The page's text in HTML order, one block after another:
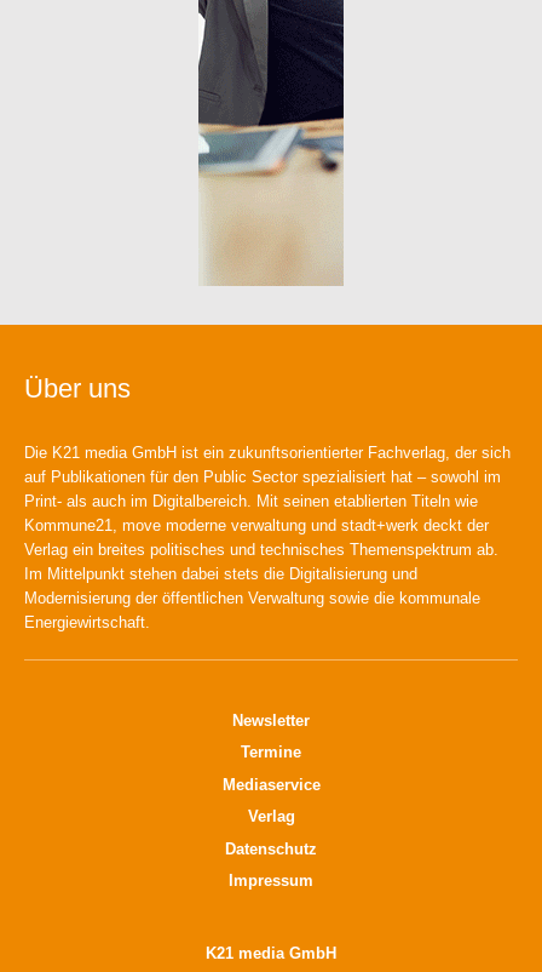
Über uns
Die K21 media GmbH ist ein zukunftsorientierter Fachverlag, der sich
auf Publikationen für den Public Sector spezialisiert hat – sowohl im
Print- als auch im Digitalbereich. Mit seinen etablierten Titeln wie
Kommune21, move moderne verwaltung und stadt+werk deckt der
Verlag ein breites politisches und technisches Themenspektrum ab.
Im Mittelpunkt stehen dabei stets die Digitalisierung und
Modernisierung der öffentlichen Verwaltung sowie die kommunale
Energiewirtschaft.
Newsletter
Termine
Mediaservice
Verlag
Datenschutz
Impressum
K21 media GmbH